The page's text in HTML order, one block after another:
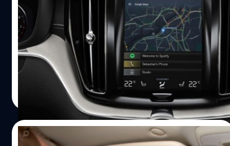
ปฏิบัติการสำหรับรถรุ่นใหม่
Google ได้ก้าวไปอีกขั้นด้วยการเปลี่ยนให้ Android เป็นระบบ
ปฏิบัติการสำหรับรถยนต์เต็มรูปแบบโดยใช้ Android 7.0
Nougat และได้ประกาศความร่วมมือกับ Audi และ Volvo
ปรีดี ฤกษ์วลีกุล| 3370 days ago
04/01/2016